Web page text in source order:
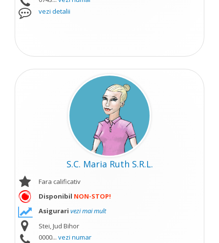
vezi detalii
S.C. Maria Ruth S.R.L.
Fara calificativ
Disponibil NON-STOP!
Asigurari vezi mai mult
Stei, Jud Bihor
0000... vezi numar